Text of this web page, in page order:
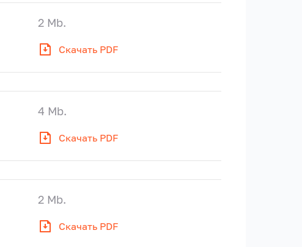
Скачать PDF
2 Mb.
Скачать PDF
4 Mb.
Скачать PDF
2 Mb.